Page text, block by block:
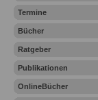
Termine
Bücher
Ratgeber
Publikationen
OnlineBücher